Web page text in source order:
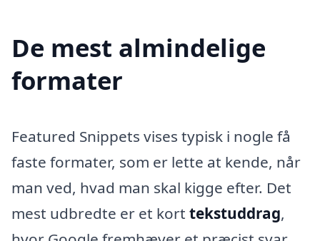
De mest almindelige
formater
Featured Snippets vises typisk i nogle få
faste formater, som er lette at kende, når
man ved, hvad man skal kigge efter. Det
mest udbredte er et kort tekstuddrag,